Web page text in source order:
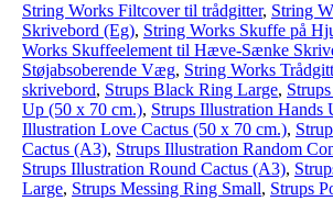
String Works Filtcover til trådgitter, String
Skrivebord (Eg), String Works Skuffe på
Works Skuffeelement til Hæve-Sænke
Støjabsoberende Væg, String Works
skrivebord, Strups Black Ring Large,
Up (50 x 70 cm.), Strups Illustration Hands
Illustration Love Cactus (50 x 70 cm.),
Cactus (A3), Strups Illustration Random
Strups Illustration Round Cactus (A3),
Large, Strups Messing Ring Small, Strups